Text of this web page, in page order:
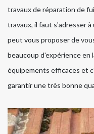
travaux de réparation de
travaux, il faut s'adresser à
peut vous proposer de
beaucoup d'expérience en
équipements efficaces et
garantir une très bonne